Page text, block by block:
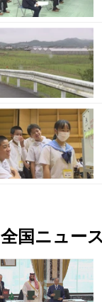
全国ニュー